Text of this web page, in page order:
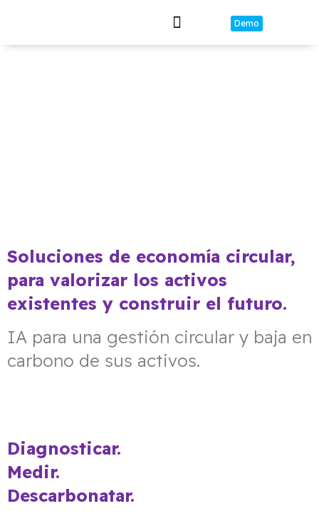
Demo
Soluciones de economía circular,
para valorizar los activos
existentes y construir el futuro.
IA para una gestión circular y baja en
carbono de sus activos.
Diagnosticar.
Medir.
Descarbonatar.